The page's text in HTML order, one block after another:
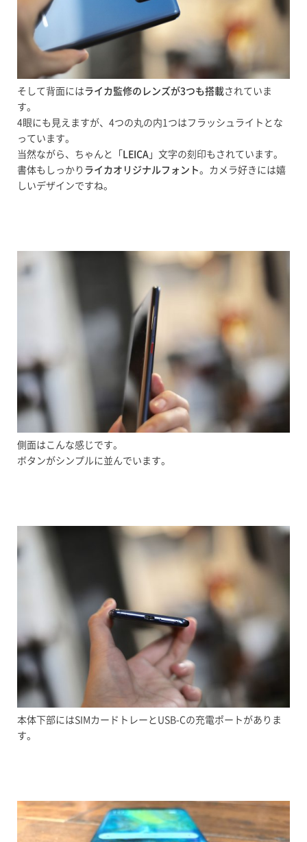
そして背面には ライカ監修のレンズが3つも搭載されていま
す。
4眼にも見えますが、4つの丸の内1つはフラッシュライトとな
っています。
当然ながら、ちゃんと「 LEICA 」文字の刻印もされています。
書体もしっかり ライカオリジナルフォント 。カメラ好きには嬉
しいデザインですね。
側面はこんな感じです。
ボタンがシンプルに並んでいます。
本体下部にはSIMカードトレーとUSB-Cの充電ポートがありま
す。